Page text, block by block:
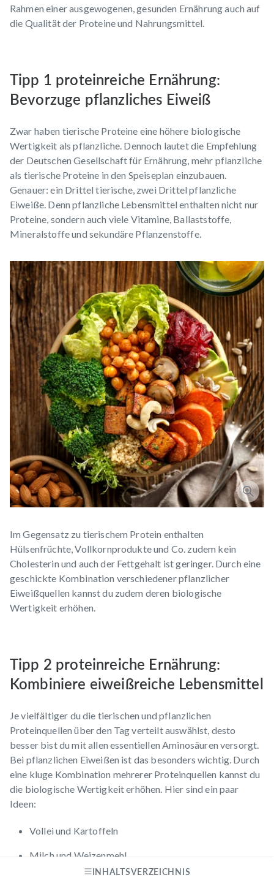
Rahmen einer ausgewogenen, gesunden Ernährung auch auf
die Qualität der Proteine und Nahrungsmittel.
Tipp 1 proteinreiche Ernährung:
Bevorzuge pflanzliches Eiweiß
Zwar haben tierische Proteine eine höhere biologische
Wertigkeit als pflanzliche. Dennoch lautet die Empfehlung
der Deutschen Gesellschaft für Ernährung, mehr pflanzliche
als tierische Proteine in den Speiseplan einzubauen.
Genauer: ein Drittel tierische, zwei Drittel pflanzliche
Eiweiße. Denn pflanzliche Lebensmittel enthalten nicht nur
Proteine, sondern auch viele Vitamine, Ballaststoffe,
Mineralstoffe und sekundäre Pflanzenstoffe.
Im Gegensatz zu tierischem Protein enthalten
Hülsenfrüchte, Vollkornprodukte und Co. zudem kein
Cholesterin und auch der Fettgehalt ist geringer. Durch eine
geschickte Kombination verschiedener pflanzlicher
Eiweißquellen kannst du zudem deren biologische
Wertigkeit erhöhen.
Tipp 2 proteinreiche Ernährung:
Kombiniere eiweißreiche Lebensmittel
Je vielfältiger du die tierischen und pflanzlichen
Proteinquellen über den Tag verteilt auswählst, desto
besser bist du mit allen essentiellen Aminosäuren versorgt.
Bei pflanzlichen Eiweißen ist das besonders wichtig. Durch
eine kluge Kombination mehrerer Proteinquellen kannst du
die biologische Wertigkeit erhöhen. Hier sind ein paar
Ideen:
Vollei und Kartoffeln
Milch und Weizenmehl
INHALTSVERZEICHNIS